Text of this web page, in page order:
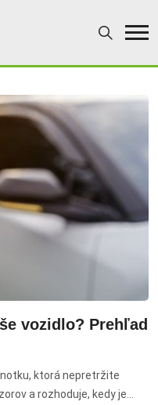
vozidlo? Prehľad
ktorá nepretržite
a rozhoduje, kedy je